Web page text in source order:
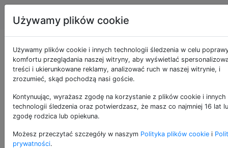
Android Tagi
Zabezpieczenie
przed dziećmi
telefonu z
Androidem?
Używamy plików cookie
Używamy plików cookie i innych technologii śledzenia w celu
komfortu przeglądania naszej witryny, aby wyświetlać
treści i ukierunkowane reklamy, analizować ruch w naszej witrynie, i
zrozumieć, skąd pochodzą nasi goście.
Kontynuując, wyrażasz zgodę na korzystanie z plików cookie i innych
technologii śledzenia oraz potwierdzasz, że masz co najmniej 16 lat
zgodę rodzica lub opiekuna.
Możesz przeczytać szczegóły w naszym Polityka plików cookie i
prywatności.